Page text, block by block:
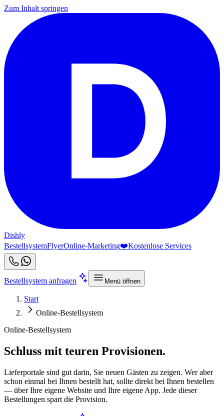
Zum Inhalt springen
Dishly
BestellsystemFlyerOnline-Marketing❤️Kostenlose Services
Bestellsystem anfragen Menü öffnen
Start
Online-Bestellsystem
Online-Bestellsystem
Schluss mit teuren Provisionen.
Lieferportale sind gut darin, Sie neuen Gästen zu zeigen. Wer aber
schon einmal bei Ihnen bestellt hat, sollte direkt bei Ihnen bestellen
— über Ihre eigene Website und Ihre eigene App. Jede dieser
Bestellungen spart die Provision.